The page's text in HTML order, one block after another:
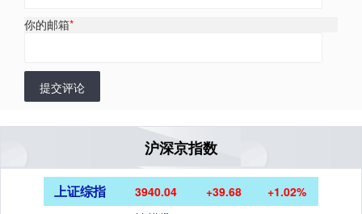
你的邮箱*
提交评论
沪深京指数
上证综指 3940.04 +39.68 +1.02%